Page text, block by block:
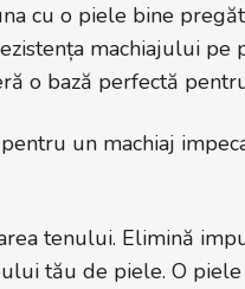
cu o piele bine
machiajului pe
o bază perfectă
un machiaj
tenului. Elimină
tău de piele. O